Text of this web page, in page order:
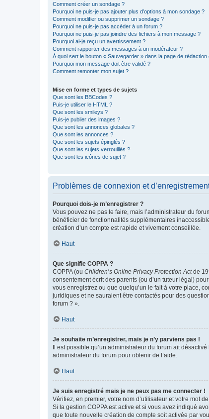
Comment créer un sondage ?
Pourquoi ne puis-je pas ajouter plus d’options à mon sondage ?
Comment modifier ou supprimer un sondage ?
Pourquoi ne puis-je pas accéder à un forum ?
Pourquoi ne puis-je pas joindre des fichiers à mon message ?
Pourquoi ai-je reçu un avertissement ?
Comment rapporter des messages à un modérateur ?
À quoi sert le bouton « Sauvegarder » dans la page de rédaction
Pourquoi mon message doit être validé ?
Comment remonter mon sujet ?
Mise en forme et types de sujets
Que sont les BBCodes ?
Puis-je utiliser le HTML ?
Que sont les smileys ?
Puis-je publier des images ?
Que sont les annonces globales ?
Que sont les annonces ?
Que sont les sujets épinglés ?
Que sont les sujets verrouillés ?
Que sont les icônes de sujet ?
Problèmes de connexion et
Pourquoi dois-je m’enregistrer ?
Vous pouvez ne pas le faire, mais l’administrateur du
bénéficier de fonctionnalités supplémentaires
création d’un compte est rapide et vivement conseillée.
Haut
Que signifie COPPA ?
COPPA (ou Children’s Online Privacy Protection Actde
consentement écrit des parents (ou d’un tuteur légal)
vous enregistrez ou que quelqu’un le fait à votre place,
juridiques et ne sauraient être contactés pour des
forum ? ».
Haut
Je souhaite m’enregistrer, mais je n’y parviens pas !
Il est possible qu’un administrateur du forum ait
administrateur du forum pour obtenir de l’aide.
Haut
Je suis enregistré mais je ne peux pas me connecter !
Vérifiez, en premier, votre nom d’utilisateur et votre mot
Si la gestion COPPA est active et si vous avez indiqué
que toute nouvelle création de compte soit activée par